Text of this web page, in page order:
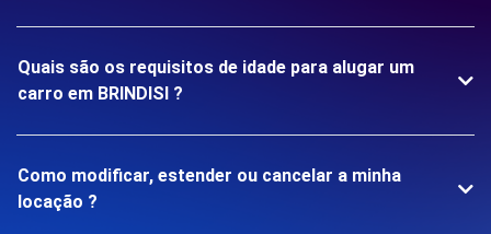
Quais são os requisitos de idade para alugar um
carro em BRINDISI ?
Como modificar, estender ou cancelar a minha
locação ?